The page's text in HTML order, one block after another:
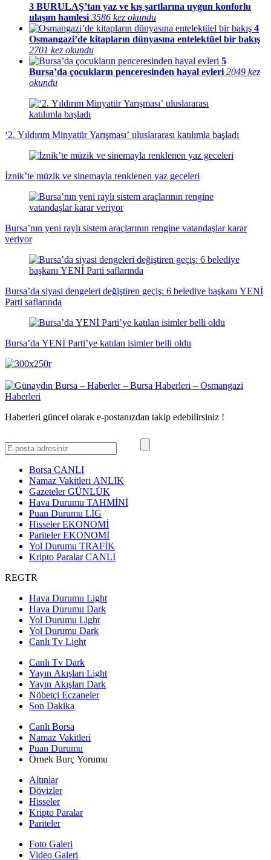
3 BURULAŞ’tan yaz ve kış şartlarına uygun konforlu
ulaşım hamlesi 3586 kez okundu
4
Osmangazi’de kitapların dünyasına entelektüel bir bakış
2701 kez okundu
5
Bursa’da çocukların penceresinden hayal evleri 2049 kez
okundu
‘2. Yıldırım Minyatür Yarışması’ uluslararası katılımla başladı
İznik’te müzik ve sinemayla renklenen yaz geceleri
Bursa’nın yeni raylı sistem araçlarının rengine vatandaşlar karar
veriyor
Bursa’da siyasi dengeleri değiştiren geçiş: 6 belediye başkanı YENİ
Parti saflarında
Bursa’da YENİ Parti’ye katılan isimler belli oldu
Haberleri güncel olarak e-postanızdan takip edebilirsiniz !
Borsa CANLI
Namaz Vakitleri ANLIK
GazetelerGÜNLÜK
Hava Durumu TAHMİNİ
Puan Durumu LİG
HisselerEKONOMİ
ParitelerEKONOMİ
Yol Durumu TRAFİK
Kripto ParalarCANLI
REGTR
Hava Durumu Light
Hava Durumu Dark
Yol Durumu Light
Yol Durumu Dark
Canlı Tv Light
Canlı Tv Dark
Yayın Akışları Light
Yayın Akışları Dark
Nöbetçi Eczaneler
Son Dakika
Canlı Borsa
Namaz Vakitleri
Puan Durumu
Örnek Burç Yorumu
Altınlar
Dövizler
Hisseler
Kripto Paralar
Pariteler
Foto Galeri
Video Galeri